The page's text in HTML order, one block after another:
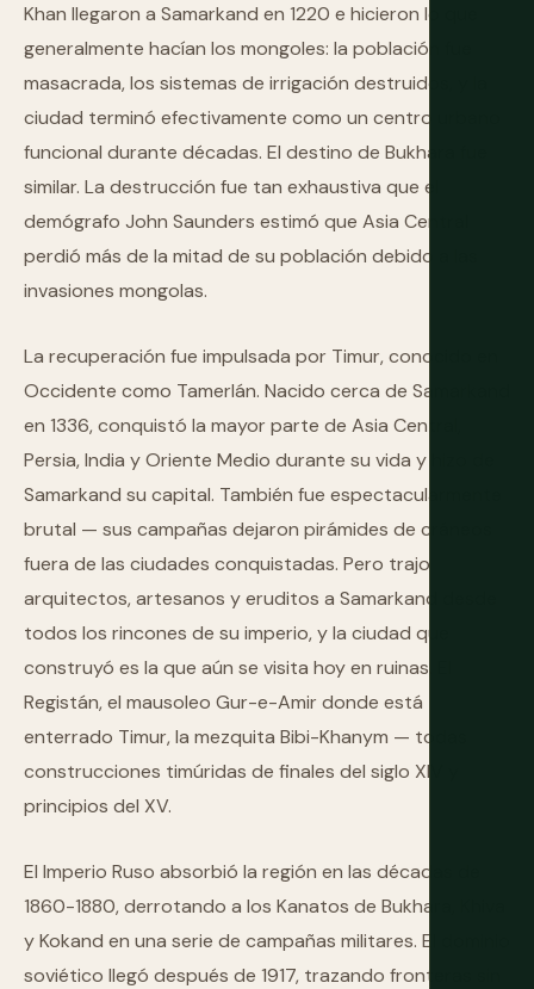
Khan llegaron a Samarkand en 1220 e hicieron lo que
generalmente hacían los mongoles: la población fue
masacrada, los sistemas de irrigación destruidos, y la
ciudad terminó efectivamente como un centro urbano
funcional durante décadas. El destino de Bukhara fue
similar. La destrucción fue tan exhaustiva que el
demógrafo John Saunders estimó que Asia Central
perdió más de la mitad de su población debido a las
invasiones mongolas.
La recuperación fue impulsada por Timur, conocido en
Occidente como Tamerlán. Nacido cerca de Samarkand
en 1336, conquistó la mayor parte de Asia Central,
Persia, India y Oriente Medio durante su vida y hizo de
Samarkand su capital. También fue espectacularmente
brutal — sus campañas dejaron pirámides de cráneos
fuera de las ciudades conquistadas. Pero trajo
arquitectos, artesanos y eruditos a Samarkand desde
todos los rincones de su imperio, y la ciudad que
construyó es la que aún se visita hoy en ruinas. El
Registán, el mausoleo Gur-e-Amir donde está
enterrado Timur, la mezquita Bibi-Khanym — todas
construcciones timúridas de finales del siglo XIV y
principios del XV.
El Imperio Ruso absorbió la región en las décadas de
1860-1880, derrotando a los Kanatos de Bukhara, Khiva
y Kokand en una serie de campañas militares. El dominio
soviético llegó después de 1917, trazando fronteras sin